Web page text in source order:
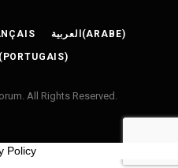
العربية(ARABE)
(PORTUGAIS)
All Rights Reserved.
Policy